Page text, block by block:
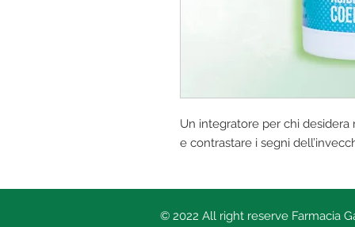
Un integratore per chi desidera
e contrastare i segni
© 2022 All right reserve Farmacia